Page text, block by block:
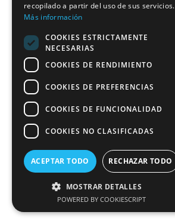
recopilado a partir del uso de sus servicios.
Más información
COOKIES ESTRICTAMENTE
NECESARIAS
COOKIES DE RENDIMIENTO
COOKIES DE PREFERENCIAS
COOKIES DE FUNCIONALIDAD
COOKIES NO CLASIFICADAS
ACEPTAR TODO RECHAZAR TODO
MOSTRAR DETALLES
POWERED BY COOKIESCRIPT